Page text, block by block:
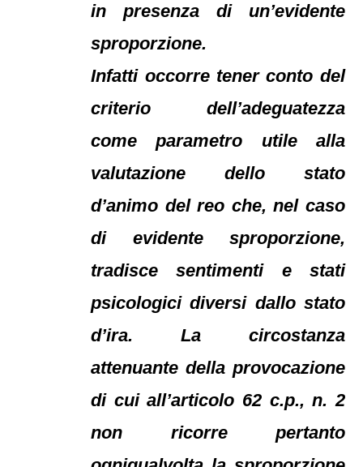
in presenza di un’evidente
sproporzione.
Infatti occorre tener conto del
criterio dell’adeguatezza
come parametro utile alla
valutazione dello stato
d’animo del reo che, nel caso
di evidente sproporzione,
tradisce sentimenti e stati
psicologici diversi dallo stato
d’ira. La circostanza
attenuante della provocazione
di cui all’articolo 62 c.p., n. 2
non ricorre pertanto